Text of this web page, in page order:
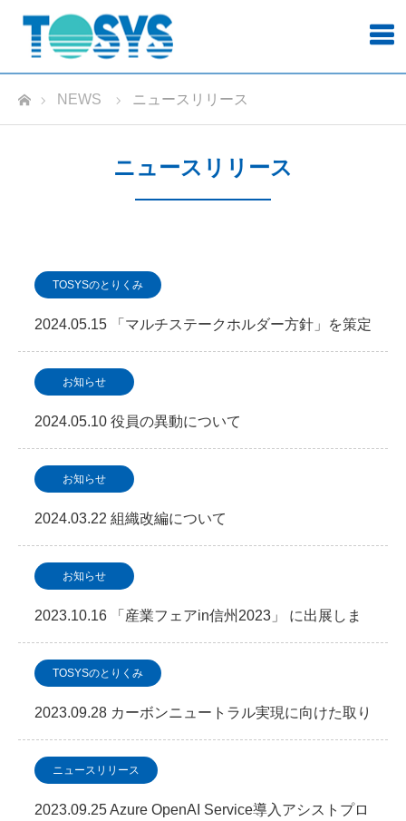
ホームNEWS ニュースリリース
ニュースリリース
TOSYSのとりくみ
2024.05.15 「マルチステークホルダー方針」を策定
しました
お知らせ
2024.05.10 役員の異動について
お知らせ
2024.03.22 組織改編について
お知らせ
2023.10.16 「産業フェアin信州2023」 に出展しま
す TOSYSのとりくみ
2023.09.28 カーボンニュートラル実現に向けた取り
組みについて
ニュースリリース
2023.09.25 Azure OpenAI Service導入アシストプロ